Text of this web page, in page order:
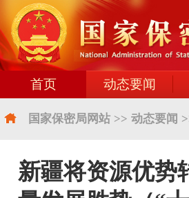
首页 动态要闻
国家保密局网站 >> 动态要闻
新疆将资源优势